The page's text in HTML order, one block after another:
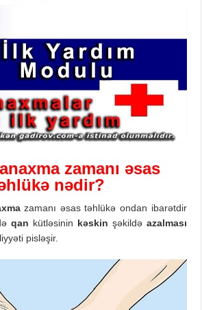
zamanı əsas
nədir?
zamanı əsas təhlükə ondan ibarətdir
qan kütləsinin kəskin şəkildə azalması
pisləşir.